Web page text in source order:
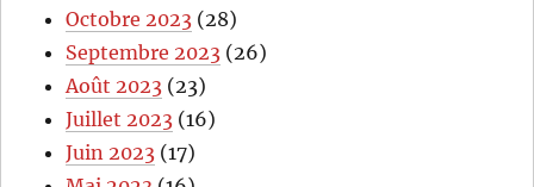
Octobre 2023 (28)
Septembre 2023 (26)
Août 2023 (23)
Juillet 2023 (16)
Juin 2023 (17)